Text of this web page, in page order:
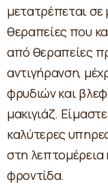
μετατρέπεται σε
θεραπείες που
από θεραπείες
αντιγήρανση,
φρυδιών και
μακιγιάζ.
καλύτερες
στη
φροντίδα.